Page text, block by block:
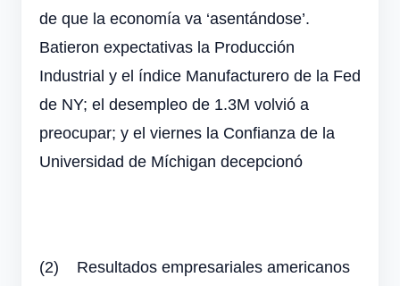
de que la economía va ‘asentándose’.
Batieron expectativas la Producción
Industrial y el índice Manufacturero de la Fed
de NY; el desempleo de 1.3M volvió a
preocupar; y el viernes la Confianza de la
Universidad de Míchigan decepcionó
(2)
Resultados empresariales americanos